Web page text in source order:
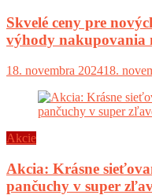
Skvelé ceny pre
výhody nakupovania
18. novembra 202418.
Akcie
Akcia: Krásne
pančuchy v super